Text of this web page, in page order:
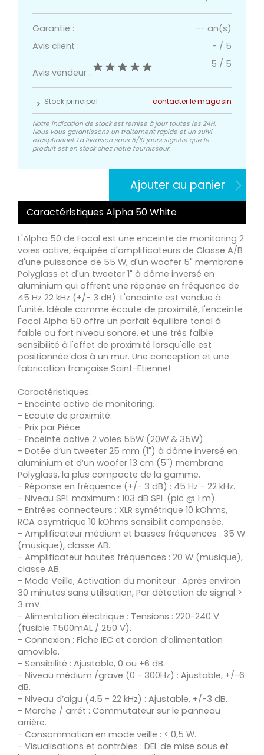
Garantie :
-- an(s)
Avis client :
- / 5
Avis vendeur :
5 / 5
Stock principal contacter le magasin
Notre indication de stock est remise à jour toutes les 24H.
Nous vous garantissons un traitement rapide et un suivi
exceptionnel. La livraison sous 5/10 jours signifie que le
produit est en stock chez notre fournisseur.
Ajouter au panier
Caractéristiques Alpha 50 White
L'Alpha 50 de Focal est une enceinte de monitoring 2
voies active, équipée d'amplificateurs de Classe A/B
d'une puissance de 55 W, d'un woofer 5" membrane
Polyglass et d'un tweeter 1" à dôme inversé en
aluminium qui offrent une réponse en fréquence de
45 Hz 22 kHz (+/- 3 dB). L'enceinte est vendue à
l'unité. Idéale comme écoute de proximité, l'enceinte
Focal Alpha 50 offre un parfait équilibre tonal à
faible ou fort niveau sonore, et une très faible
sensibilité à l'effet de proximité lorsqu'elle est
positionnée dos à un mur. Une conception et une
fabrication française Saint-Etienne!
Caractéristiques:
- Enceinte active de monitoring.
- Ecoute de proximité.
- Prix par Pièce.
- Enceinte active 2 voies 55W (20W & 35W).
- Dotée d’un tweeter 25 mm (1") à dôme inversé en
aluminium et d’un woofer 13 cm (5") membrane
Polyglass, la plus compacte de la gamme.
- Réponse en fréquence (+/- 3 dB) : 45 Hz - 22 kHz.
- Niveau SPL maximum : 103 dB SPL (pic @ 1 m).
- Entrées connecteurs : XLR symétrique 10 kOhms,
RCA asymtrique 10 kOhms sensibilit compensée.
- Amplificateur médium et basses fréquences : 35 W
(musique), classe AB.
- Amplificateur hautes fréquences : 20 W (musique),
classe AB.
- Mode Veille, Activation du moniteur : Après environ
30 minutes sans utilisation, Par détection de signal >
3 mV.
- Alimentation électrique : Tensions : 220-240 V
(fusible T500mAL / 250 V).
- Connexion : Fiche IEC et cordon d’alimentation
amovible.
- Sensibilité : Ajustable, 0 ou +6 dB.
- Niveau médium /grave (0 - 300Hz) : Ajustable, +/-6
dB.
- Niveau d’aigu (4,5 - 22 kHz) : Ajustable, +/-3 dB.
- Marche / arrêt : Commutateur sur le panneau
arrière.
- Consommation en mode veille : < 0,5 W.
- Visualisations et contrôles : DEL de mise sous et